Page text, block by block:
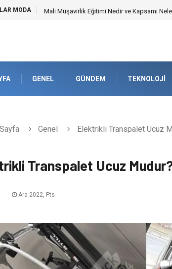
MODA Forma Yaptırma Girişimiyle Akademik Spor
GENEL GÜNDEM TEKNOLOJI
Genel Elektrikli Transpalet Ucuz
Transpalet Ucuz
Ara 2022, Pts